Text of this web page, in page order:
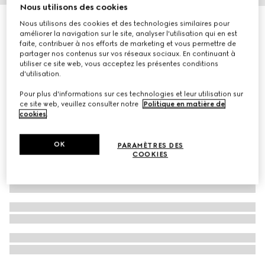
Coffret cadeau 3 pièces rouge à lèvres 509 Gucci Rosso
Ancora
CHF 181
Nous utilisons des cookies
Nous utilisons des cookies et des technologies similaires pour
améliorer la navigation sur le site, analyser l'utilisation qui en est
faite, contribuer à nos efforts de marketing et vous permettre de
partager nos contenus sur vos réseaux sociaux. En continuant à
utiliser ce site web, vous acceptez les présentes conditions
d'utilisation.
Pour plus d'informations sur ces technologies et leur utilisation sur
ce site web, veuillez consulter notre
Politique en matière de
cookies.
PARAMÈTRES DES
COOKIES
OK